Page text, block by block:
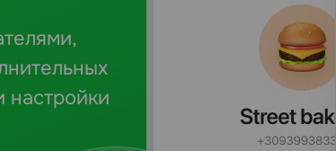
настройки